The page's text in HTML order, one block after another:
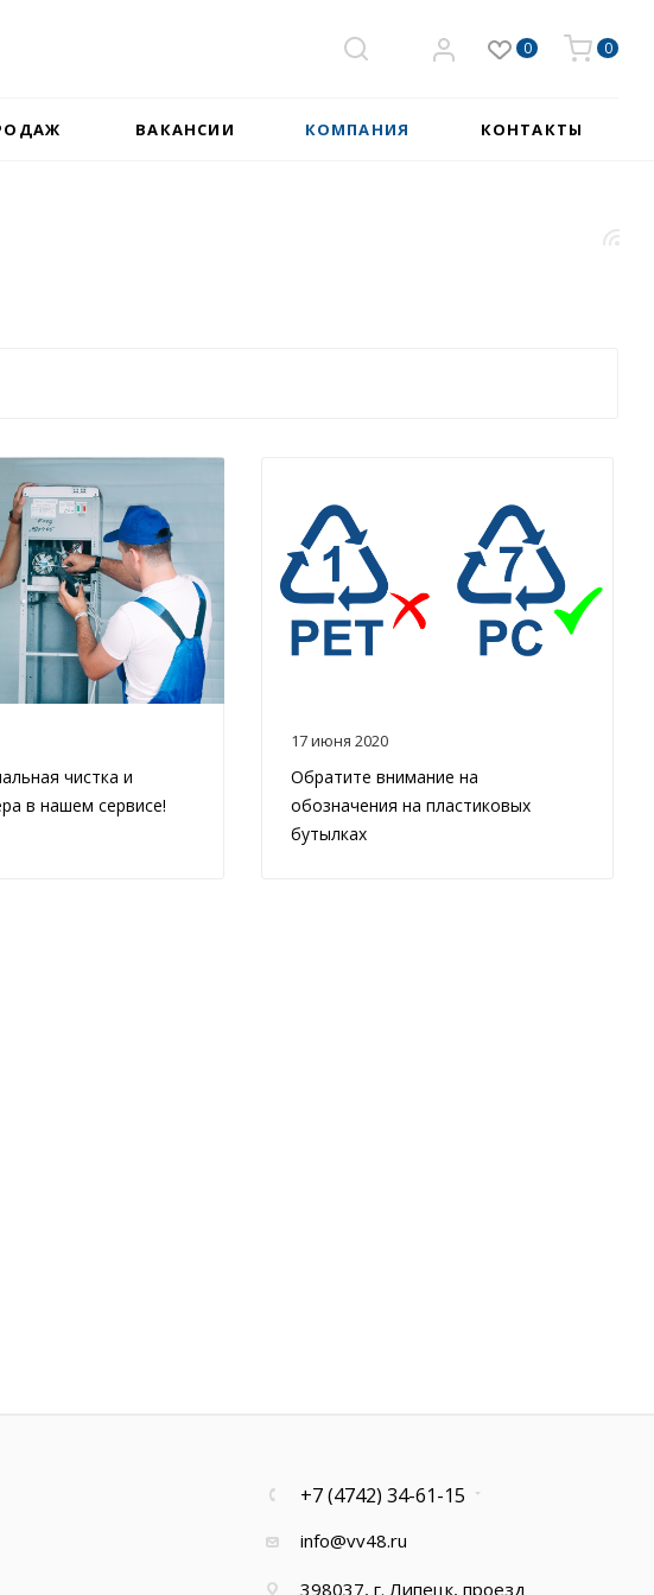
0 0
ВАКАНСИИ КОМПАНИЯ КОНТАКТЫ
чистка и
в нашем сервисе!
17 июня 2020
Обратите внимание на
обозначения на пластиковых
бутылках
+7 (4742) 34-61-15
info@vv48.ru
398037, г. Липецк, проезд